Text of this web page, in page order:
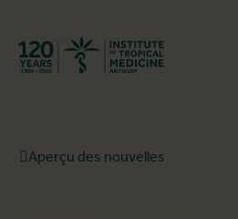
Retourner à
Aperçu des nouvelles